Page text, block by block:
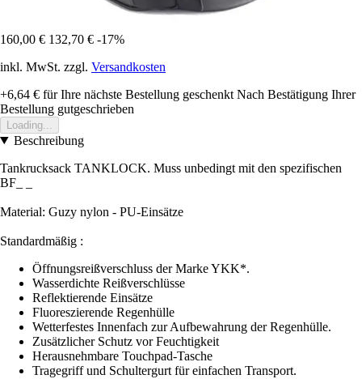
160,00 € 132,70 € -17%
inkl. MwSt. zzgl. Versandkosten
+6,64 € für Ihre nächste Bestellung geschenkt Nach Bestätigung Ihrer
Bestellung gutgeschrieben
Loading...
Beschreibung
Tankrucksack TANKLOCK. Muss unbedingt mit den spezifischen
BF_ _
Material: Guzy nylon - PU-Einsätze
Standardmäßig :
Öffnungsreißverschluss der Marke YKK*.
Wasserdichte Reißverschlüsse
Reflektierende Einsätze
Fluoreszierende Regenhülle
Wetterfestes Innenfach zur Aufbewahrung der Regenhülle.
Zusätzlicher Schutz vor Feuchtigkeit
Herausnehmbare Touchpad-Tasche
Tragegriff und Schultergurt für einfachen Transport.